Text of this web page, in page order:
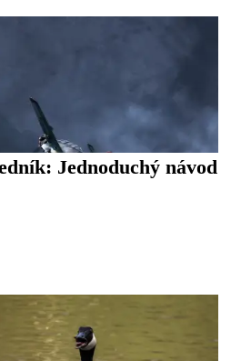
Jednoduchý návod